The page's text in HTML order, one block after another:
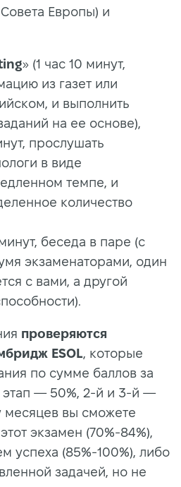
Европы) и
» (1 час 10 минут,
из газет или
и выполнить
на ее основе),
прослушать
в виде
темпе, и
количество
беседа в паре (с
экзаменаторами, один
с вами, а другой
проверяются
ESOL, которые
по сумме баллов за
этап — 50%, 2-й и 3-й —
месяцев вы сможете
экзамен (70%-84%),
успеха (85%-100%), либо
задачей, но не